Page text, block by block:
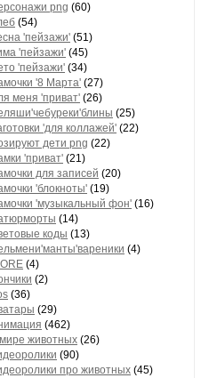
png (60)
(54)
'пейзажи' (51)
'пейзажи' (45)
'пейзажи' (34)
'8 Марта' (27)
меня 'приват' (26)
(25)
'для коллажей' (22)
дети png (22)
'приват' (21)
для записей (20)
'блокноты' (19)
'музыкальный фон' (16)
(14)
коды (13)
(4)
(4)
(2)
(36)
(29)
(462)
животных (26)
(90)
про животных (45)